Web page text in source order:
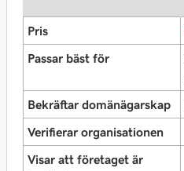
Pris
Passar bäst för
Bekräftar domänägarskap
Verifierar organisationen
Visar att företaget är